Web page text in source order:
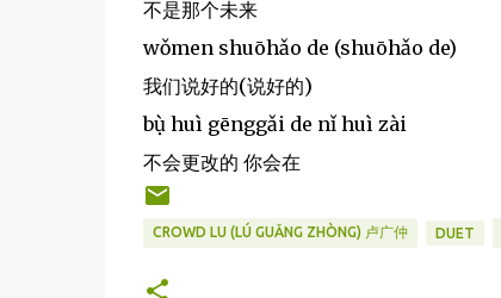
不是那个未来
wǒmen shuōhǎo de (shuōhǎo de)
我们说好的(说好的)
bụ̀ huì gēnggǎi de nǐ huì zài
不会更改的 你会在
CROWD LU (LÚ GUǍNG ZHÒNG) 卢广仲 DUET